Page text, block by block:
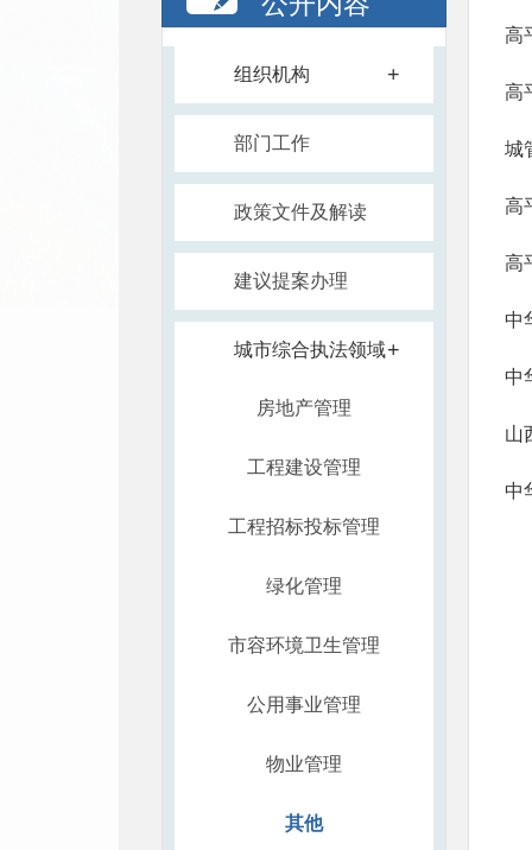
组织机构 +
部门工作
政策文件及解读
建议提案办理
城市综合执法领域+
房地产管理
工程建设管理
工程招标投标管理
绿化管理
市容环境卫生管理
公用事业管理
物业管理
其他
高
高
城
高
高
中
中
山
中